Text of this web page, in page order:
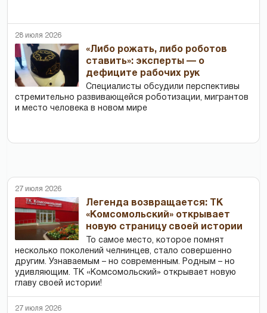
28 июля 2026
«Либо рожать, либо роботов
ставить»: эксперты — о
дефиците рабочих рук
Специалисты обсудили перспективы
стремительно развивающейся роботизации, мигрантов
и место человека в новом мире
27 июля 2026
Легенда возвращается: ТК
«Комсомольский» открывает
новую страницу своей истории
То самое место, которое помнят
несколько поколений челнинцев, стало совершенно
другим. Узнаваемым – но современным. Родным – но
удивляющим. ТК «Комсомольский» открывает новую
главу своей истории!
27 июля 2026